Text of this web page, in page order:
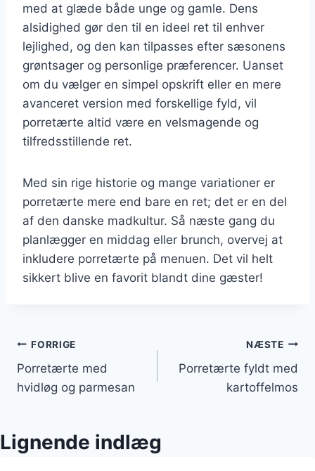
med at glæde både unge og gamle. Dens
alsidighed gør den til en ideel ret til enhver
lejlighed, og den kan tilpasses efter sæsonens
grøntsager og personlige præferencer. Uanset
om du vælger en simpel opskrift eller en mere
avanceret version med forskellige fyld, vil
porretærte altid være en velsmagende og
tilfredsstillende ret.
Med sin rige historie og mange variationer er
porretærte mere end bare en ret; det er en del
af den danske madkultur. Så næste gang du
planlægger en middag eller brunch, overvej at
inkludere porretærte på menuen. Det vil helt
sikkert blive en favorit blandt dine gæster!
Indlægsnavigation
FORRIGE
Porretærte med
hvidløg og parmesan
NÆSTE
Porretærte fyldt med
kartoffelmos
Lignende indlæg